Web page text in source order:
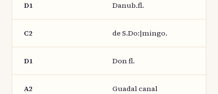
D1 Danub.fl.
C2 de S.Do:|mingo.
D1 Don fl.
A2 Guadal canal